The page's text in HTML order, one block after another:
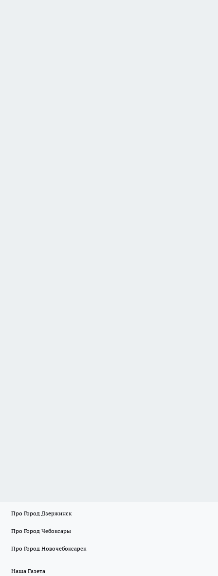
Про Город Дзержинск
Про Город Чебоксары
Про Город Новочебоксарск
Наша Газета